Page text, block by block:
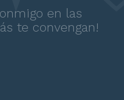
en las
te convengan!